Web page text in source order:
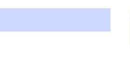
в России